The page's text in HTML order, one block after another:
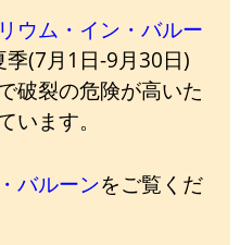
ウム・イン・バルー
(7月1日-9月30日)
破裂の危険が高いた
います。
バルーンをご覧くだ